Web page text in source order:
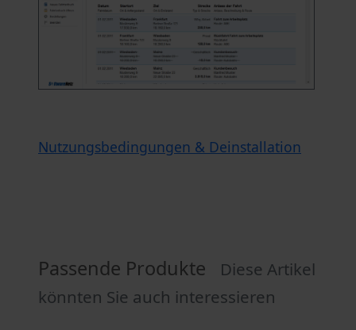
Nutzungsbedingungen & Deinstallation
Passende Produkte
Diese Artikel
könnten Sie auch interessieren